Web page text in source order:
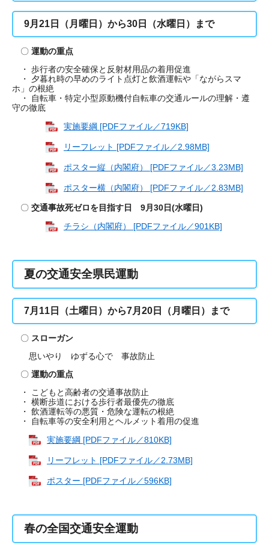
9月21日（月曜日）から30日（水曜日）まで
〇 運動の重点
・ 歩行者の安全確保と反射材用品の着用促進
・ 夕暮れ時の早めのライト点灯と飲酒運転や「ながらスマ
ホ」の根絶
・ 自転車・特定小型原動機付自転車の交通ルールの理解・遵
守の徹底
実施要綱 [PDFファイル／719KB]
リーフレット [PDFファイル／2.98MB]
ポスター縦（内閣府） [PDFファイル／3.23MB]
ポスター横（内閣府） [PDFファイル／2.83MB]
〇 交通事故死ゼロを目指す日 9月30日(水曜日)
チラシ（内閣府） [PDFファイル／901KB]
夏の交通安全県民運動
7月11日（土曜日）から7月20日（月曜日）まで
〇 スローガン
思いやり ゆずる心で 事故防止
〇 運動の重点
・
こどもと高齢者の交通事故防止​
・ 横断歩道における歩行者最優先の徹底
・ 飲酒運転等の悪質・危険な運転の根絶
・ 自転車等の安全利用とヘルメット着用の促進
実施要綱 [PDFファイル／810KB]
リーフレット [PDFファイル／2.73MB]
ポスター [PDFファイル／596KB]
春の全国交通安全運動